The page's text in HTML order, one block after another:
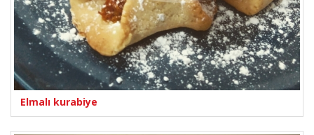
Elmalı kurabiye